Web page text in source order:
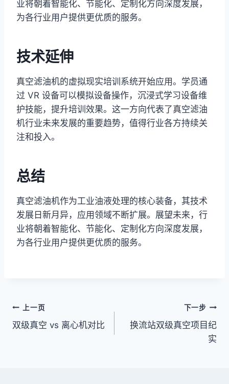
业将朝着智能化、节能化、定制化方向深度发展，
为各行业用户提供更优质的服务。
技术延伸
真空滤油机的虚拟现实培训系统开始应用。学员通
过 VR 设备可以模拟设备操作，沉浸式学习设备维
护技能，提升培训效果。这一方向代表了真空滤油
机行业未来发展的重要趋势，值得行业各方持续关
注和投入。
总结
真空滤油机作为工业油液处理的核心装备，其技术
发展日新月异，应用领域不断扩展。展望未来，行
业将朝着智能化、节能化、定制化方向深度发展，
为各行业用户提供更优质的服务。
文
章
上一页
双级真空 vs 离心机对比
下一步
换流站双级真空项目纪
实